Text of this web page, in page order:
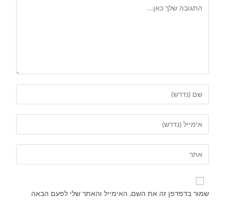
שמור בדפדפן זה את השם, האימייל והאתר שלי לפעם הבאה